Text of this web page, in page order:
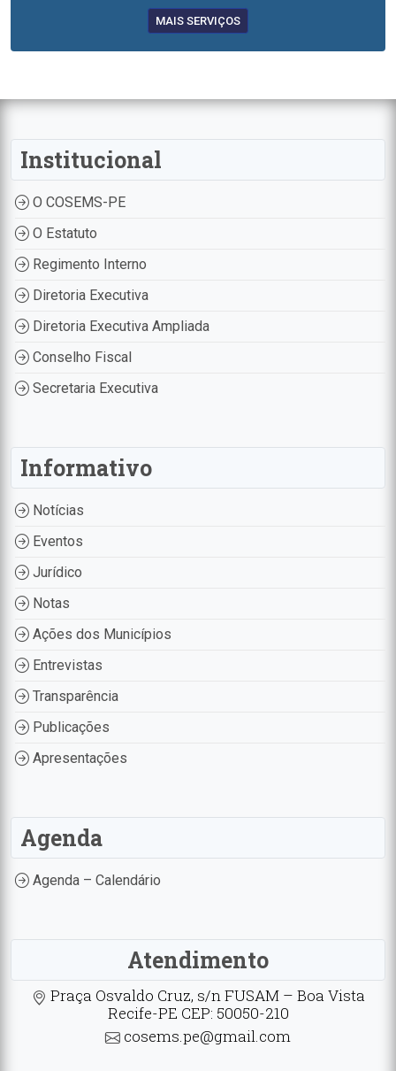
MAIS SERVIÇOS
Institucional
O COSEMS-PE
O Estatuto
Regimento Interno
Diretoria Executiva
Diretoria Executiva Ampliada
Conselho Fiscal
Secretaria Executiva
Informativo
Notícias
Eventos
Jurídico
Notas
Ações dos Municípios
Entrevistas
Transparência
Publicações
Apresentações
Agenda
Agenda – Calendário
Atendimento
Praça Osvaldo Cruz, s/n FUSAM – Boa Vista
Recife-PE CEP: 50050-210
cosems.pe@gmail.com